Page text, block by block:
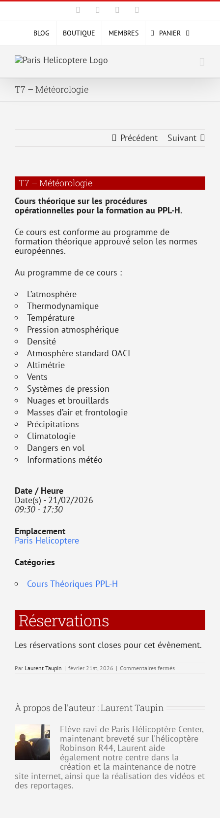
Passer
contenu
Facebook YouTube
BLOG BOUTIQUE MEMBRES PANIER
T7 – Météorologie
Précédent Suivant
T7 – Météorologie
Cours théorique sur les procédures
opérationnelles pour la formation au PPL-H.
Ce cours est conforme au programme de
formation théorique approuvé selon les normes
européennes.
Au programme de ce cours :
L’atmosphère
Thermodynamique
Température
Pression atmosphérique
Densité
Atmosphère standard OACI
Altimétrie
Vents
Systèmes de pression
Nuages et brouillards
Masses d’air et frontologie
Précipitations
Climatologie
Dangers en vol
Informations météo
Date / Heure
Date(s) - 21/02/2026
09:30 - 17:30
Emplacement
Paris Helicoptere
Catégories
Cours Théoriques PPL-H
Réservations
Les réservations sont closes pour cet évènement.
Par Laurent Taupin | février 21st, 2026 | Commentaires ferméssur
À propos de l'auteur :Laurent Taupin
Elève ravi de Paris Hélicoptère Center,
maintenant breveté sur l'hélicoptère
Robinson R44, Laurent aide
également notre centre dans la
création et la maintenance de notre
site internet, ainsi que la réalisation des vidéos et
des reportages.